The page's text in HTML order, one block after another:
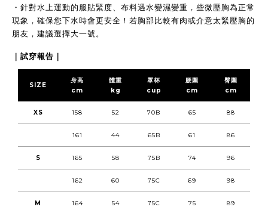
・ 針對水上運動的服貼緊度、 布料遇水變濕變重 ，些微壓胸為正常
現象，確保您下水時會更安全！ 若胸部比較有肉或介意太緊壓胸的
朋友，建議選擇大一號。
｜試穿報告｜
SIZE
身高
cm
體重
kg
罩杯
cup
腰圍
cm
臀圍
cm
XS 158 52 70B 65 88
161 44 65B 61 86
S 165 58 75B 74 96
162 60 75C 69 98
M 164 54 75C 75 89